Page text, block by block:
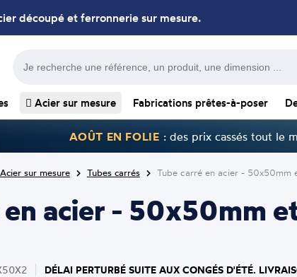
découpé et ferronnerie sur mesure.
Acier sur mesure Fabrications prêtes-à-poser
AOÛT EN FOLIE : des prix cassés tout le
Acier sur mesure Tubes carrés Tube carré en acier - 50x50mm
acier - 50x50mm
DÉLAI PERTURBÉ SUITE AUX CONGÉS D'ÉTÉ.